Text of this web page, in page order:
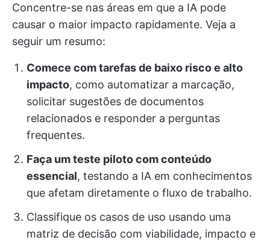
Concentre-se nas áreas em que a IA pode
causar o maior impacto rapidamente. Veja a
seguir um resumo:
Comece com tarefas de baixo risco e alto
impacto, como automatizar a marcação,
solicitar sugestões de documentos
relacionados e responder a perguntas
frequentes.
Faça um teste piloto com conteúdo
essencial, testando a IA em conhecimentos
que afetam diretamente o fluxo de trabalho.
Classifique os casos de uso usando uma
matriz de decisão com viabilidade, impacto e